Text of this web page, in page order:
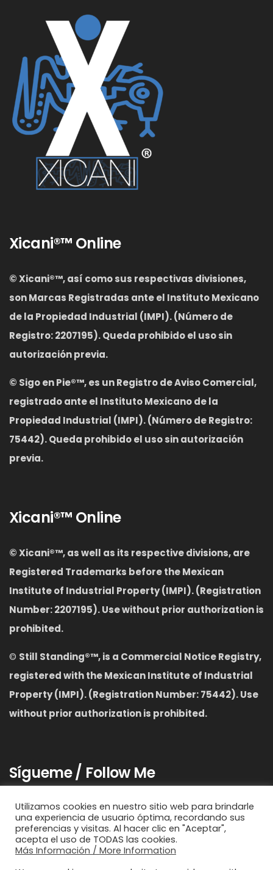
Xicani®™ Online
© Xicani®™, así como sus respectivas divisiones,
son Marcas Registradas ante el Instituto Mexicano
de la Propiedad Industrial (IMPI). (Número de
Registro: 2207195). Queda prohibido el uso sin
autorización previa.
© Sigo en Pie®™, es un Registro de Aviso Comercial,
registrado ante el Instituto Mexicano de la
Propiedad Industrial (IMPI). (Número de Registro:
75442). Queda prohibido el uso sin autorización
previa.
Xicani®™ Online
© Xicani®™,as well as its respective divisions, are
Registered Trademarks before the Mexican
Institute of Industrial Property (IMPI). (Registration
Number: 2207195). Use without prior authorization is
prohibited.
© Still Standing®™,is a Commercial Notice Registry,
registered with the Mexican Institute of Industrial
Property (IMPI). (Registration Number: 75442). Use
without prior authorization is prohibited.
Sígueme / Follow Me
Utilizamos cookies en nuestro sitio web para brindarle
una experiencia de usuario óptima, recordando sus
preferencias y visitas. Al hacer clic en "Aceptar",
acepta el uso de TODAS las cookies.
Más Información / More Information